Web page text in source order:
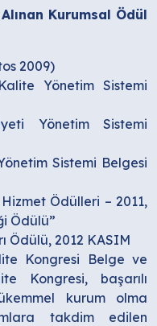
Kurumsal Ödül
2009)
Yönetim Sistemi
Yönetim Sistemi
Sistemi Belgesi
Ödülleri – 2011,
Ödülü”
Ödülü, 2012 KASIM
Kongresi Belge ve
Kongresi, başarılı
kurum olma
takdim edilen